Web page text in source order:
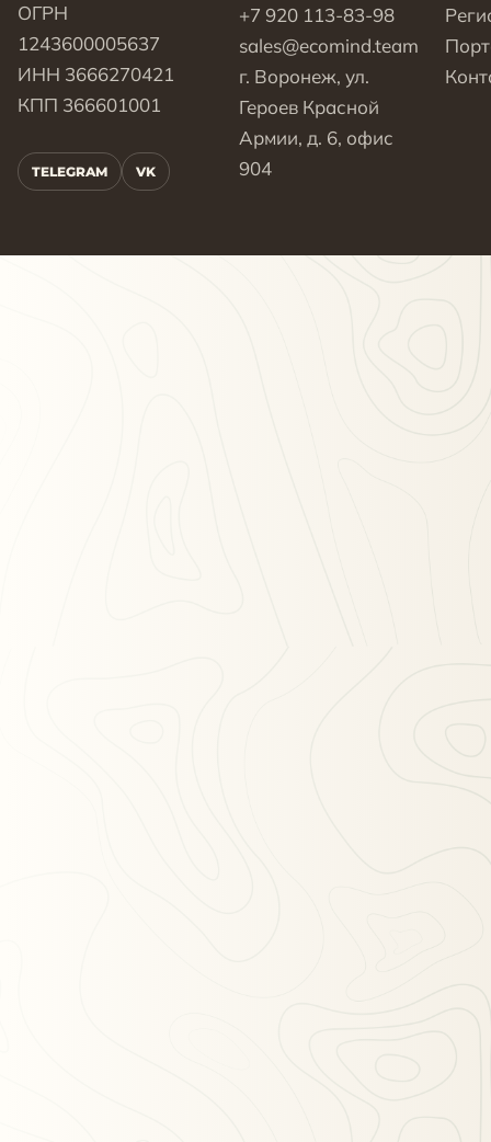
ОГРН
1243600005637
ИНН 3666270421
КПП 366601001
TELEGRAM VK
+7 920 113-83-98
sales@ecomind.team
г. Воронеж, ул.
Героев Красной
Армии, д. 6, офис
904